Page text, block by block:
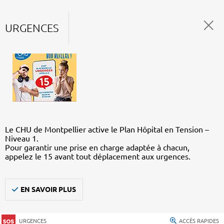
URGENCES
Le CHU de Montpellier active le Plan Hôpital en Tension –
Niveau 1.
Pour garantir une prise en charge adaptée à chacun,
appelez le 15 avant tout déplacement aux urgences.
EN SAVOIR PLUS
URGENCES ACCÈS RAPIDES